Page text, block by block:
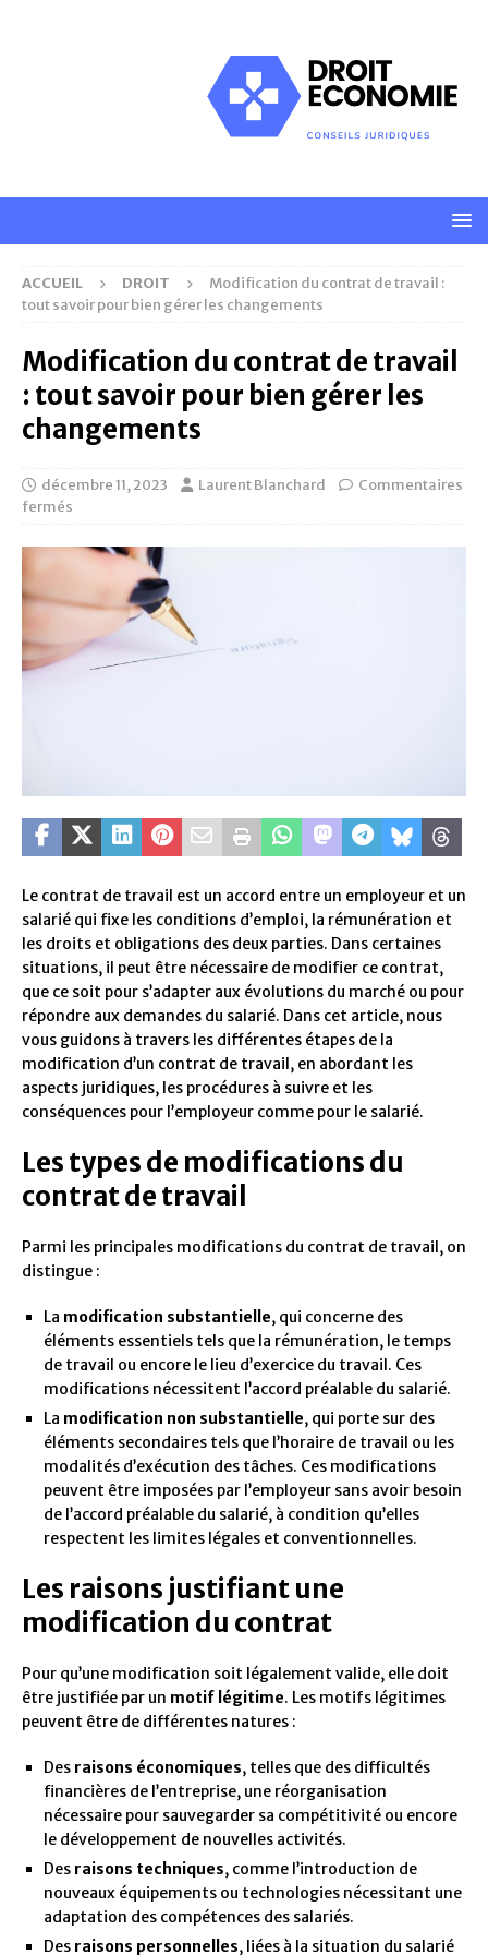
ACCUEIL DROIT
Modification du contrat de travail :
tout savoir pour bien gérer les changements
Modification du contrat de travail
: tout savoir pour bien gérer les
changements
décembre 11, 2023 Laurent Blanchard
Commentaires
fermés
Le contrat de travail est un accord entre un employeur et un
salarié qui fixe les conditions d’emploi, la rémunération et
les droits et obligations des deux parties. Dans certaines
situations, il peut être nécessaire de modifier ce contrat,
que ce soit pour s’adapter aux évolutions du marché ou pour
répondre aux demandes du salarié. Dans cet article, nous
vous guidons à travers les différentes étapes de la
modification d’un contrat de travail, en abordant les
aspects juridiques, les procédures à suivre et les
conséquences pour l’employeur comme pour le salarié.
Les types de modifications du
contrat de travail
Parmi les principales modifications du contrat de travail, on
distingue :
La modification substantielle, qui concerne des
éléments essentiels tels que la rémunération, le temps
de travail ou encore le lieu d’exercice du travail. Ces
modifications nécessitent l’accord préalable du salarié.
La modification non substantielle, qui porte sur des
éléments secondaires tels que l’horaire de travail ou les
modalités d’exécution des tâches. Ces modifications
peuvent être imposées par l’employeur sans avoir besoin
de l’accord préalable du salarié, à condition qu’elles
respectent les limites légales et conventionnelles.
Les raisons justifiant une
modification du contrat
Pour qu’une modification soit légalement valide, elle doit
être justifiée par un motif légitime. Les motifs légitimes
peuvent être de différentes natures :
Des raisons économiques, telles que des difficultés
financières de l’entreprise, une réorganisation
nécessaire pour sauvegarder sa compétitivité ou encore
le développement de nouvelles activités.
Des raisons techniques, comme l’introduction de
nouveaux équipements ou technologies nécessitant une
adaptation des compétences des salariés.
Des raisons personnelles, liées à la situation du salarié